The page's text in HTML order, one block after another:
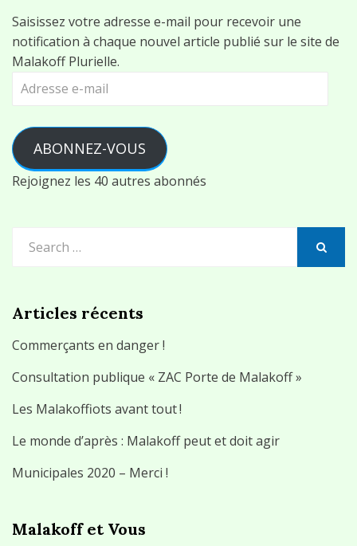
Saisissez votre adresse e-mail pour recevoir une
notification à chaque nouvel article publié sur le site de
Malakoff Plurielle.
Adresse
ABONNEZ-VOUS
Rejoignez les 40 autres abonnés
for:
Articles récents
Commerçants en danger !
Consultation publique « ZAC Porte de Malakoff »
Les Malakoffiots avant tout !
Le monde d’après : Malakoff peut et doit agir
Municipales 2020 – Merci !
Malakoff et Vous